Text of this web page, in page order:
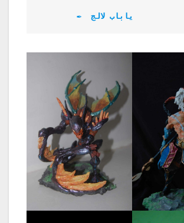
        ✒  جلال باباي